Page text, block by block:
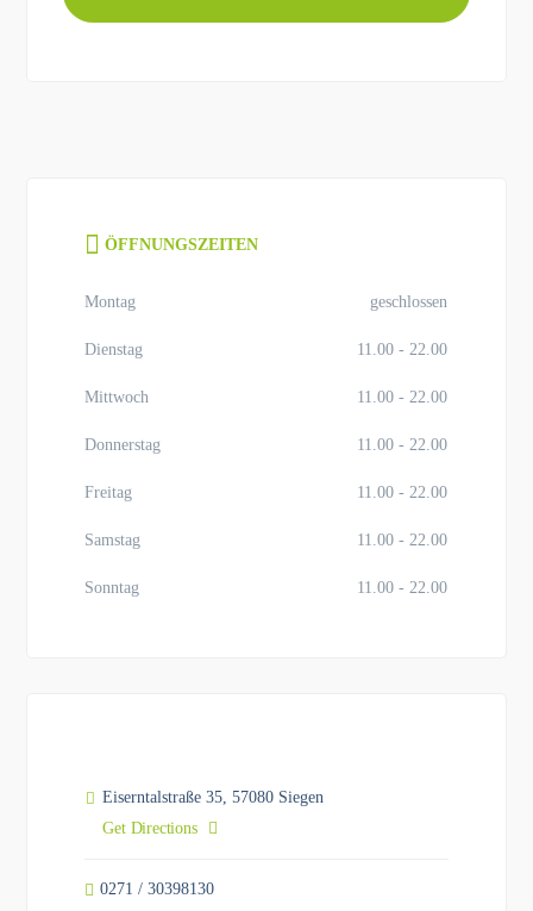
ÖFFNUNGSZEITEN
Montag geschlossen
Dienstag 11.00 - 22.00
Mittwoch 11.00 - 22.00
Donnerstag 11.00 - 22.00
Freitag 11.00 - 22.00
Samstag 11.00 - 22.00
Sonntag 11.00 - 22.00
Eiserntalstraße 35, 57080 Siegen
Get Directions
0271 / 30398130